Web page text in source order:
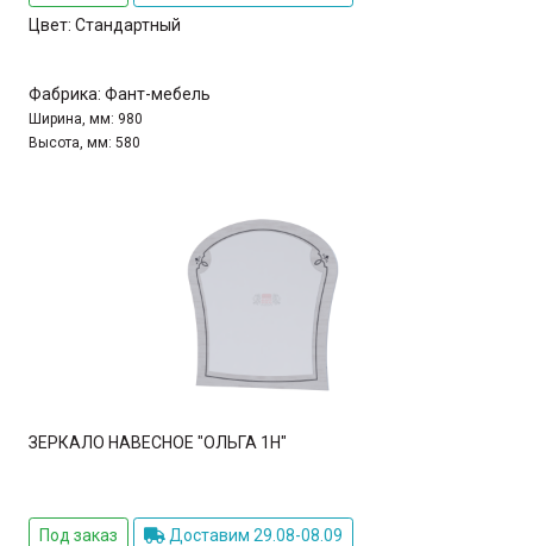
Цвет: Стандартный
Фабрика: Фант-мебель
Ширина, мм: 980
Высота, мм: 580
ЗЕРКАЛО НАВЕСНОЕ "ОЛЬГА 1Н"
Под заказ
Доставим 29.08-08.09